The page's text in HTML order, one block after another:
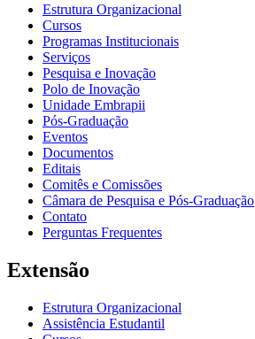
Estrutura Organizacional
Cursos
Programas Institucionais
Serviços
Pesquisa e Inovação
Polo de Inovação
Unidade Embrapii
Pós-Graduação
Eventos
Documentos
Editais
Comitês e Comissões
Câmara de Pesquisa e Pós-Graduação
Contato
Perguntas Frequentes
Extensão
Estrutura Organizacional
Assistência Estudantil